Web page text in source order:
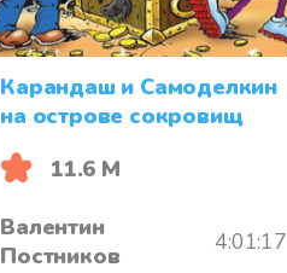
Карандаш и Самоделкин
на острове сокровищ
11.6 М
Валентин
Постников
4:01:17